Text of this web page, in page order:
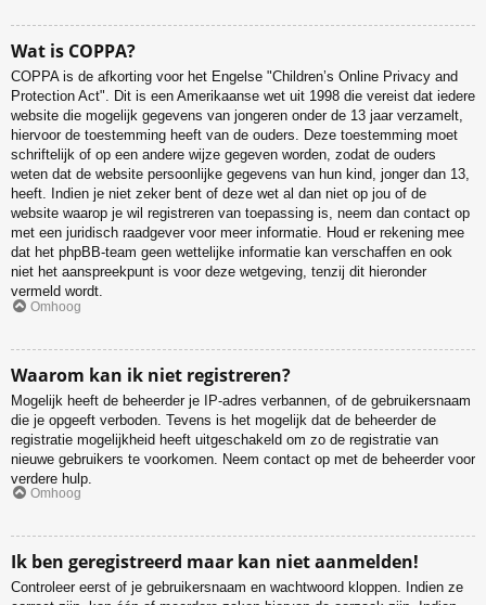
Wat is COPPA?
COPPA is de afkorting voor het Engelse "Children’s Online Privacy and
Protection Act". Dit is een Amerikaanse wet uit 1998 die vereist dat iedere
website die mogelijk gegevens van jongeren onder de 13 jaar verzamelt,
hiervoor de toestemming heeft van de ouders. Deze toestemming moet
schriftelijk of op een andere wijze gegeven worden, zodat de ouders
weten dat de website persoonlijke gegevens van hun kind, jonger dan 13,
heeft. Indien je niet zeker bent of deze wet al dan niet op jou of de
website waarop je wil registreren van toepassing is, neem dan contact op
met een juridisch raadgever voor meer informatie. Houd er rekening mee
dat het phpBB-team geen wettelijke informatie kan verschaffen en ook
niet het aanspreekpunt is voor deze wetgeving, tenzij dit hieronder
vermeld wordt.
Omhoog
Waarom kan ik niet registreren?
Mogelijk heeft de beheerder je IP-adres verbannen, of de gebruikersnaam
die je opgeeft verboden. Tevens is het mogelijk dat de beheerder de
registratie mogelijkheid heeft uitgeschakeld om zo de registratie van
nieuwe gebruikers te voorkomen. Neem contact op met de beheerder voor
verdere hulp.
Omhoog
Ik ben geregistreerd maar kan niet aanmelden!
Controleer eerst of je gebruikersnaam en wachtwoord kloppen. Indien ze